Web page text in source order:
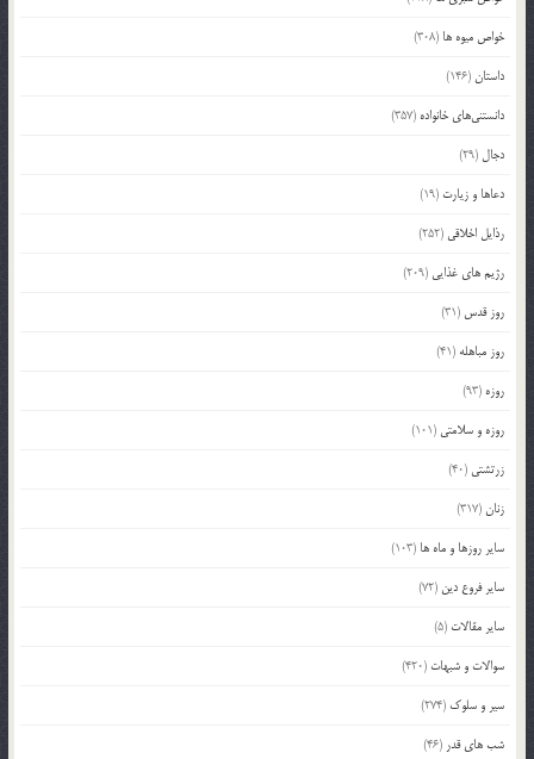
خواص میوه ها (308)
داستان(146)
دانستنی‌های خانواده (357)
دجال (29)
دعاها و زیارت (19)
رذایل اخلاقی (252)
رژیم های غذایی (209)
روز قدس (31)
روز مباهله (41)
روزه (93)
روزه و سلامتی (101)
زرتشتی (40)
زنان(317)
سایر روزها و ماه ها (103)
سایر فروع دین (72)
سایر مقالات (5)
سوالات و شبهات (420)
سیر و سلوک (274)
شب های قدر (46)